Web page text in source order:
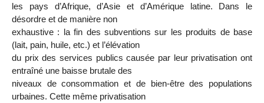
les pays d’Afrique, d’Asie et d’Amérique latine. Dans le
désordre et de manière non
exhaustive : la fin des subventions sur les produits de base
(lait, pain, huile, etc.) et l’élévation
du prix des services publics causée par leur privatisation ont
entraîné une baisse brutale des
niveaux de consommation et de bien-être des populations
urbaines. Cette même privatisation